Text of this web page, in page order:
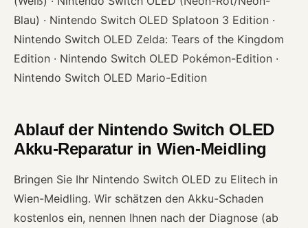
Blau) · Nintendo Switch OLED Splatoon 3 Edition ·
Nintendo Switch OLED Zelda: Tears of the Kingdom
Edition · Nintendo Switch OLED Pokémon-Edition ·
Nintendo Switch OLED Mario-Edition
Ablauf der Nintendo Switch OLED
Akku-Reparatur in Wien-Meidling
Bringen Sie Ihr Nintendo Switch OLED zu Elitech in
Wien-Meidling. Wir schätzen den Akku-Schaden
kostenlos ein, nennen Ihnen nach der Diagnose (ab